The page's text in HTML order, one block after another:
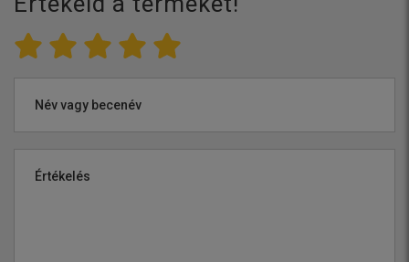
Név vagy becenév
Értékelés